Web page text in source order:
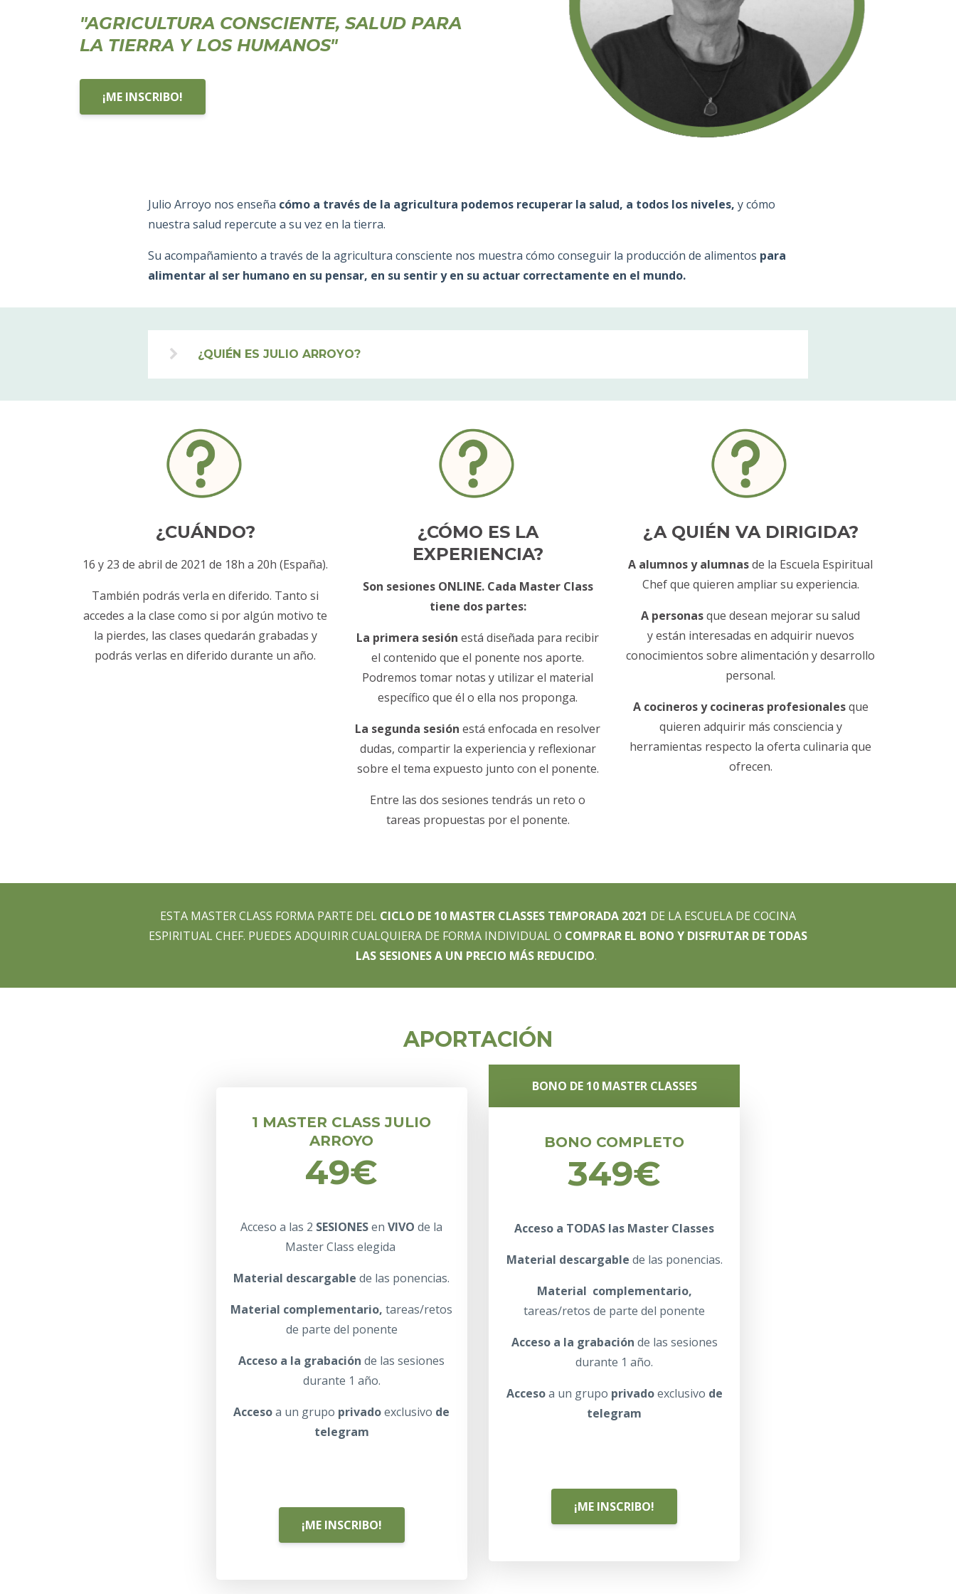
"AGRICULTURA CONSCIENTE, SALUD PARA
LA TIERRA Y LOS HUMANOS"
¡ME INSCRIBO!
Julio Arroyo nos enseña cómo a través de la agricultura podemos recuperar la salud, a todos los niveles, y cómo
nuestra salud repercute a su vez en la tierra.
Su acompañamiento a través de la agricultura consciente nos muestra cómo conseguir la producción de alimentos para
alimentar al ser humano en su pensar, en su sentir y en su actuar correctamente en el mundo.
¿QUIÉN ES JULIO ARROYO?
¿CUÁNDO?
16 y 23 de abril de 2021 de 18h a 20h (España).
También podrás verla en diferido. Tanto si
accedes a la clase como si por algún motivo te
la pierdes, las clases quedarán grabadas y
podrás verlas en diferido durante un año.
¿CÓMO ES LA
EXPERIENCIA?
Son sesiones ONLINE. Cada Master Class
tiene dos partes:
La primera sesión está diseñada para recibir
el contenido que el ponente nos aporte.
Podremos tomar notas y utilizar el material
específico que él o ella nos proponga.
La segunda sesión está enfocada en resolver
dudas, compartir la experiencia y reflexionar
sobre el tema expuesto junto con el ponente.
Entre las dos sesiones tendrás un reto o
tareas propuestas por el ponente.
¿A QUIÉN VA DIRIGIDA?
A alumnos y alumnasde la Escuela Espiritual
Chef que quieren ampliar su experiencia.
A personasque desean mejorar su salud
y están interesadas en adquirir nuevos
conocimientos sobre alimentación y desarrollo
personal.
A cocineros y cocineras profesionalesque
quieren adquirir más consciencia y
herramientas respecto la oferta culinaria que
ofrecen.
ESTA MASTER CLASS FORMA PARTE DEL CICLO DE 10 MASTER CLASSES TEMPORADA 2021 DE LA ESCUELA DE COCINA
ESPIRITUAL CHEF. PUEDES ADQUIRIR CUALQUIERA DE FORMA INDIVIDUAL O COMPRAR EL BONO Y DISFRUTAR DE TODAS
LAS SESIONES A UN PRECIO MÁS REDUCIDO.
APORTACIÓN
1 MASTER CLASS JULIO
ARROYO
49€
Acceso a las 2 SESIONESenVIVO de la
Master Class elegida
Material descargable de las ponencias.
Material complementario, tareas/retos
de parte del ponente
Acceso a la grabación de las sesiones
durante 1 año.
Accesoa un grupo privadoexclusivo de
telegram
¡ME INSCRIBO!
BONO DE 10 MASTER CLASSES
BONO COMPLETO
349€
Acceso a TODAS las Master Classes
Material descargable de las ponencias.
Material complementario,
tareas/retos de parte del ponente
Acceso a la grabación de las sesiones
durante 1 año.
Accesoa un grupo privadoexclusivo de
telegram
¡ME INSCRIBO!